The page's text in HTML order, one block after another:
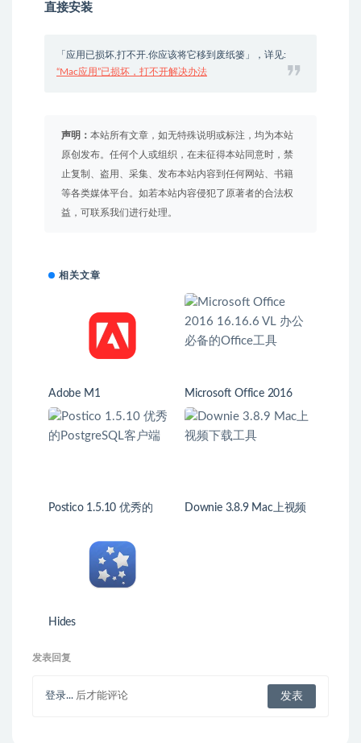
直接安装
「应用已损坏,打不开.你应该将它移到废纸篓」，详见:
“Mac应用”已损坏，打不开解决办法
声明： 本站所有文章，如无特殊说明或标注，均为本站
原创发布。任何个人或组织，在未征得本站同意时，禁
止复制、盗用、采集、发布本站内容到任何网站、书籍
等各类媒体平台。如若本站内容侵犯了原著者的合法权
益，可联系我们进行处理。
相关文章
Adobe M1
Microsoft Office 2016
16.16.6 VL 办公必备的
Office工具
Postico 1.5.10 优秀的
Downie 3.8.9 Mac上视频
Hides
发表回复
登录... 后才能评论